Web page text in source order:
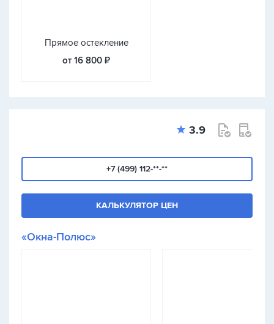
Прямое остекление
от 16 800 ₽
3.9
+7 (499) 112-**-**
КАЛЬКУЛЯТОР ЦЕН
«Окна-Полюс»